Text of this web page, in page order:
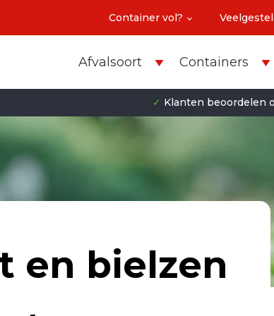
Container vol?
Afvalsoort Containers
✓ Klanten beoordelen
en bielzen